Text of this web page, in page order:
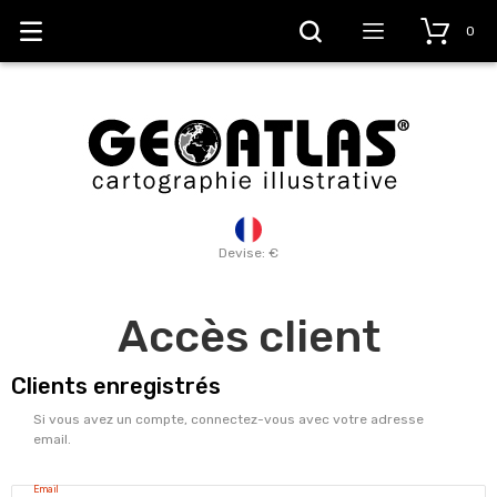
Devise: €
0
Accès client
Clients enregistrés
Si vous avez un compte, connectez-vous avec votre adresse
email.
Email